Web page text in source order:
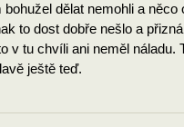
bohužel dělat nemohli a něco
to dost dobře nešlo a
v tu chvíli ani neměl náladu.
ještě teď.